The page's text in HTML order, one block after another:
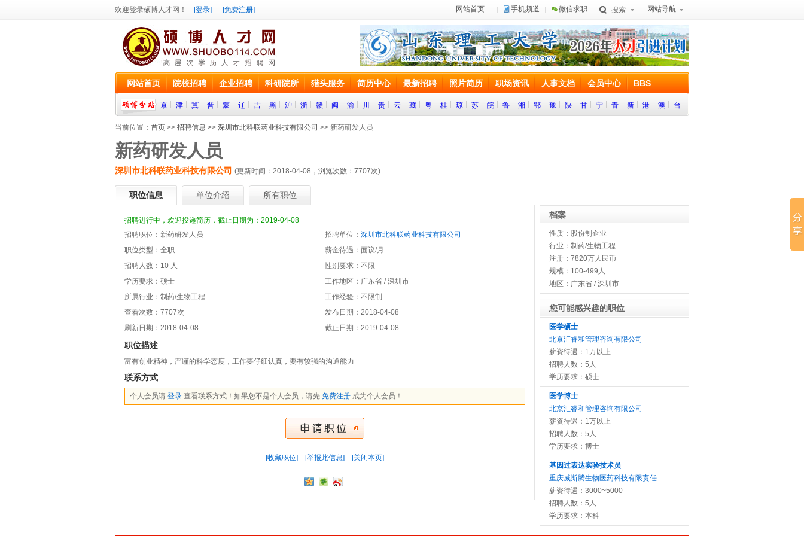
欢迎登录硕博人才网！ [登录] [免费注册] 网站导航
搜索
微信求职
手机频道
网站首页
网站首页 院校招聘 企业招聘 科研院所 猎头服务 简历中心 最新招聘 照片简历 职场资讯 人事文档 会员中心 BBS
京 津 冀 晋 蒙 辽 吉 黑 沪 浙 赣 闽 渝 川 贵 云 藏 粤 桂 琼 苏 皖 鲁 湘 鄂 豫 陕 甘 宁 青 新 港 澳 台
当前位置： 首页 >> 招聘信息 >> 深圳市北科联药业科技有限公司 >> 新药研发人员
新药研发人员
深圳市北科联药业科技有限公司 (更新时间：2018-04-08，浏览次数： 7707次)
职位信息 单位介绍 所有职位
招聘进行中，欢迎投递简历，截止日期为：2019-04-08
招聘职位：新药研发人员
招聘单位： 深圳市北科联药业科技有限公司
职位类型：全职
薪金待遇：面议/月
招聘人数：10 人
性别要求：不限
学历要求：硕士
工作地区：广东省 / 深圳市
所属行业：制药/生物工程
工作经验：不限制
查看次数： 7707次
发布日期：2018-04-08
刷新日期：2018-04-08
截止日期：2019-04-08
职位描述
富有创业精神，严谨的科学态度，工作要仔细认真，要有较强的沟通能力
联系方式
个人会员请 登录 查看联系方式！如果您不是个人会员，请先 免费注册 成为个人会员！
[收藏职位] [举报此信息] [关闭本页]
档案
性质：股份制企业
行业：制药/生物工程
注册：7820万人民币
规模：100-499人
地区：广东省 / 深圳市
您可能感兴趣的职位
医学硕士
北京汇睿和管理咨询有限公司
薪资待遇：1万以上
招聘人数：5人
学历要求：硕士
医学博士
北京汇睿和管理咨询有限公司
薪资待遇：1万以上
招聘人数：5人
学历要求：博士
基因过表达实验技术员
重庆威斯腾生物医药科技有限责任...
薪资待遇：3000~5000
招聘人数：5人
学历要求：本科